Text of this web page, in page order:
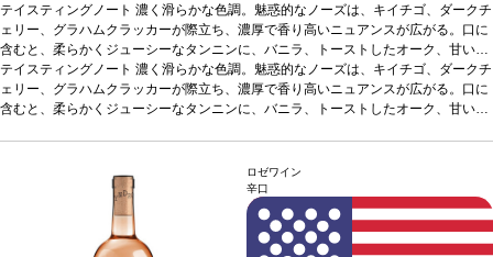
テイスティングノート 濃く滑らかな色調。魅惑的なノーズは、キイチゴ、ダークチ
ェリー、グラハムクラッカーが際立ち、濃厚で香り高いニュアンスが広がる。口に
含むと、柔らかくジューシーなタンニンに、バニラ、トーストしたオーク、甘い黒
果実が加わり、とても深く複雑。ほのかなカシスやプラムの果皮が、リッチな層を
もたらし、ローリエやセージのハーブは爽やかで洗練したタッチを与えている。そ
れぞれの要素が見事に組み合わさり、親しみやすく魅力的で、果実のバランスと美
庫切れの場合、在庫があり価格が同様の場合は自動的に次のヴィンテージに変更さ
れます、ご了承ください。
テイスティングノート 濃く滑らかな色調。魅惑的なノーズは、キイチゴ、ダークチ
ェリー、グラハムクラッカーが際立ち、濃厚で香り高いニュアンスが広がる。口に
含むと、柔らかくジューシーなタンニンに、バニラ、トーストしたオーク、甘い黒
れぞれの要素が見事に組み合わさり、親しみやすく魅力的で、果実のバランスと美
味しい風味が続く。 合う料理 骨付きカルビ、チキンのトスターダなどと好相性
カベルネ・ソーヴィニヨン、プティ・シラー、シラー*本ヴィンテージが在
庫切れの場合、在庫があり価格が同様の場合は自動的に次のヴィンテージに変更さ
れます、ご了承ください。
ロゼワイン
辛口